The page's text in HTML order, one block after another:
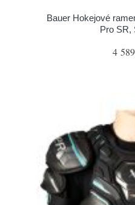
Bauer Hokejové
Pro SR,
4